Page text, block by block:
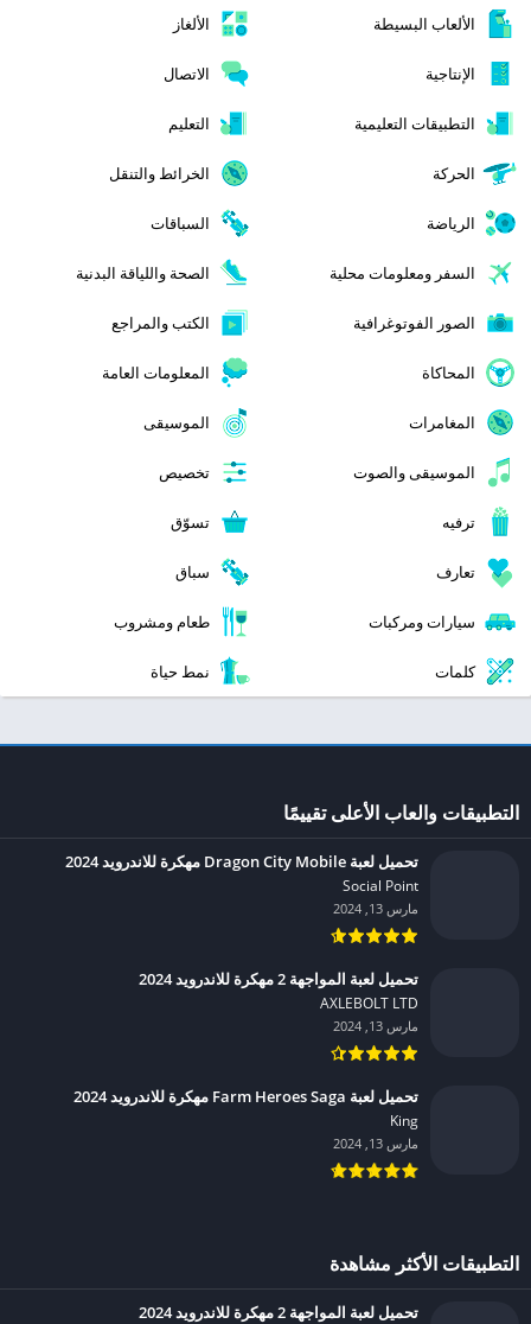
الألعاب البسيطة الألغاز
الإنتاجية الاتصال
التطبيقات التعليمية التعليم
الحركة الخرائط والتنقل
الرياضة السباقات
السفر ومعلومات محلية الصحة واللياقة البدنية
الصور الفوتوغرافية الكتب والمراجع
المحاكاة المعلومات العامة
المغامرات الموسيقى
الموسيقى والصوت تخصيص
ترفيه تسوّق
تعارف سباق
سيارات ومركبات طعام ومشروب
كلمات نمط حياة
التطبيقات والعاب الأعلى تقييمًا
تحميل لعبة Dragon City Mobile مهكرة للاندرويد 2024
Social Point‏
مارس 13, 2024
تحميل لعبة المواجهة 2 مهكرة للاندرويد 2024
AXLEBOLT LTD‏
مارس 13, 2024
تحميل لعبة Farm Heroes Saga مهكرة للاندرويد 2024
King‏
مارس 13, 2024
التطبيقات الأكثر مشاهدة
تحميل لعبة المواجهة 2 مهكرة للاندرويد 2024